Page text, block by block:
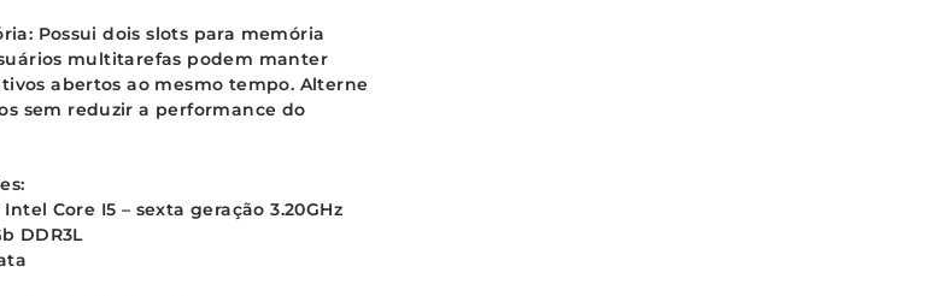
Possui dois slots para memória
multitarefas podem manter
abertos ao mesmo tempo. Alterne
sem reduzir a performance do
Core I5 – sexta geração 3.20GHz
DDR3L